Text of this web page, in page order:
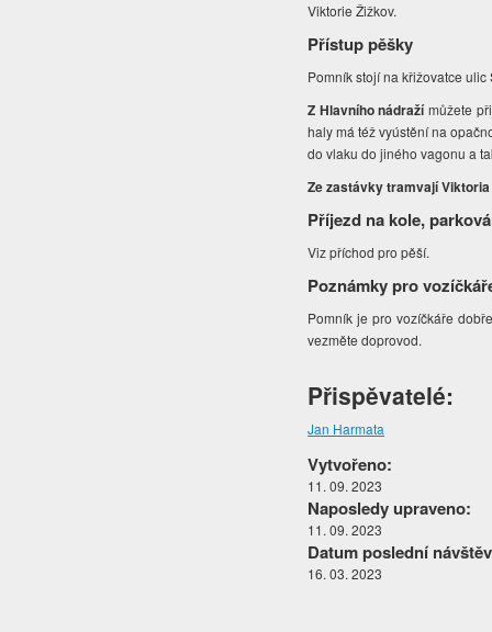
Viktorie Žižkov.
Přístup pěšky
Pomník stojí na křižovatce
Z Hlavního nádražímůžete
haly má též vyústění na
do vlaku do jiného vagonu a
Ze zastávky tramvají
Příjezd na kole,
Viz příchod pro pěší.
Poznámky pro
Pomník je pro vozíčkáře
vezměte doprovod.
Přispěvatelé:
Jan Harmata
Vytvořeno:
11. 09. 2023
Naposledy upraveno:
11. 09. 2023
Datum poslední
16. 03. 2023